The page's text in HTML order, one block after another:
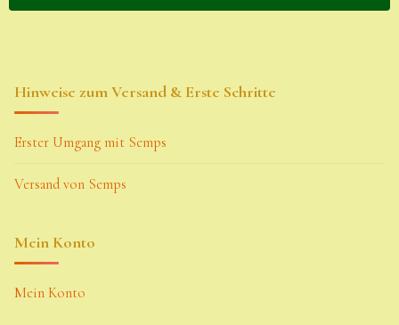
Hinweise zum Versand & Erste Schritte
Erster Umgang mit Semps
Versand von Semps
Mein Konto
Mein Konto